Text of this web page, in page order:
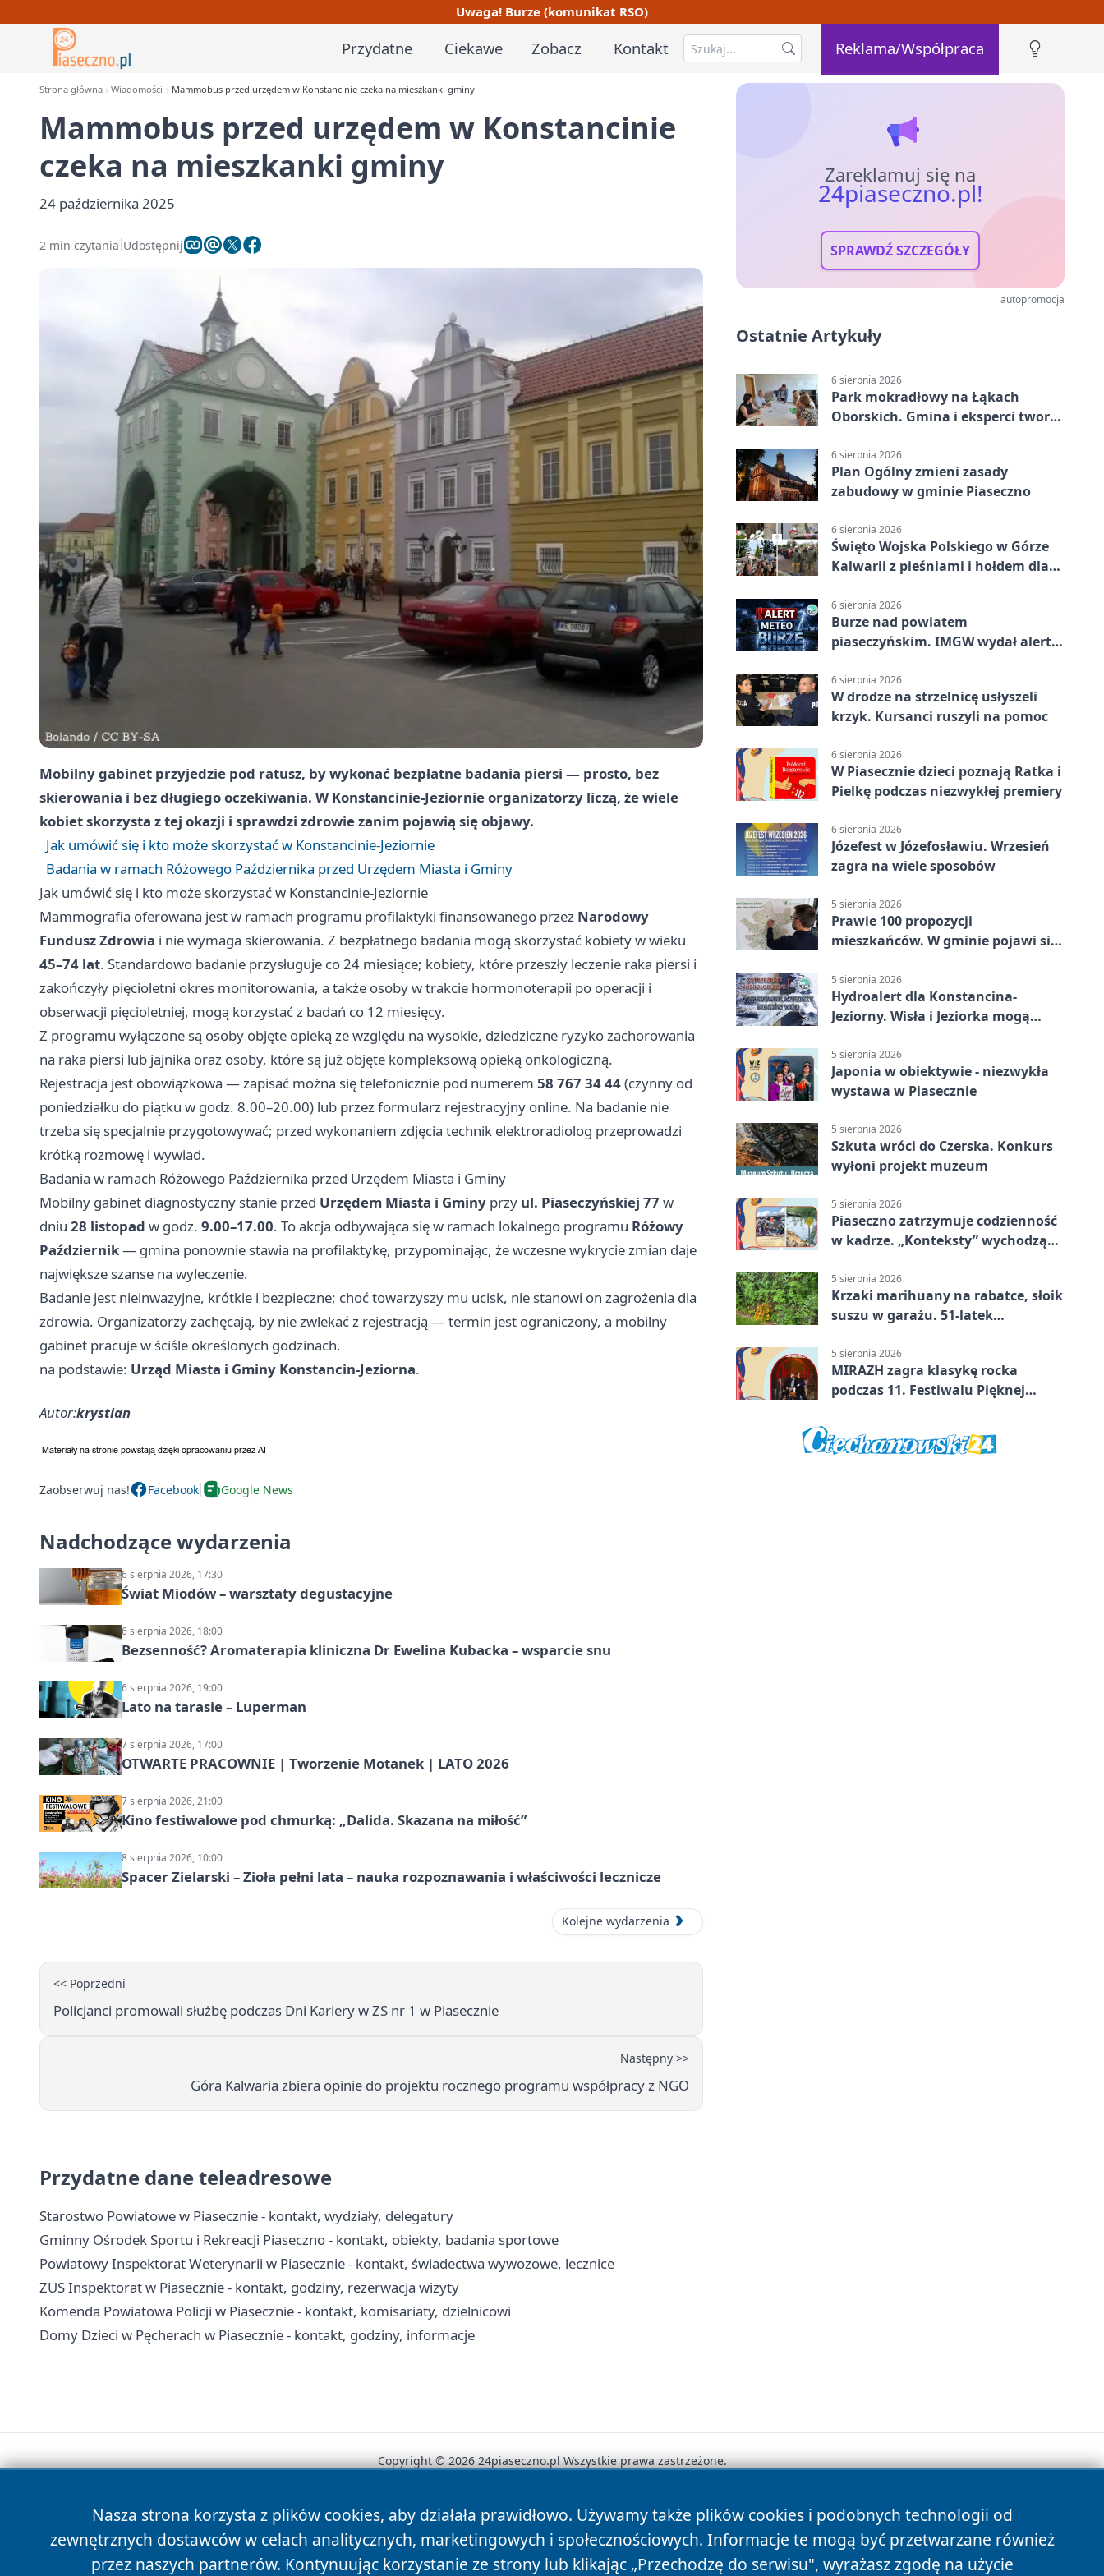
Uwaga! Burze (komunikat RSO)
Przydatne Ciekawe Zobacz Kontakt Reklama/Współpraca
Strona główna Wiadomości Mammobus przed urzędem w Konstancinie czeka na mieszkanki gminy
Mammobus przed urzędem w Konstancinie
czeka na mieszkanki gminy
24 października 2025
2 min czytania Udostępnij
Mobilny gabinet przyjedzie pod ratusz, by wykonać bezpłatne badania piersi — prosto, bez
skierowania i bez długiego oczekiwania. W Konstancinie-Jeziornie organizatorzy liczą, że wiele
kobiet skorzysta z tej okazji i sprawdzi zdrowie zanim pojawią się objawy.
Jak umówić się i kto może skorzystać w Konstancinie-Jeziornie
Badania w ramach Różowego Października przed Urzędem Miasta i Gminy
Jak umówić się i kto może skorzystać w Konstancinie-Jeziornie
Mammografia oferowana jest w ramach programu profilaktyki finansowanego przez Narodowy
Fundusz Zdrowia i nie wymaga skierowania. Z bezpłatnego badania mogą skorzystać kobiety w wieku
45–74 lat. Standardowo badanie przysługuje co 24 miesiące; kobiety, które przeszły leczenie raka piersi i
zakończyły pięcioletni okres monitorowania, a także osoby w trakcie hormonoterapii po operacji i
obserwacji pięcioletniej, mogą korzystać z badań co 12 miesięcy.
Z programu wyłączone są osoby objęte opieką ze względu na wysokie, dziedziczne ryzyko zachorowania
na raka piersi lub jajnika oraz osoby, które są już objęte kompleksową opieką onkologiczną.
Rejestracja jest obowiązkowa — zapisać można się telefonicznie pod numerem 58 767 34 44(czynny od
poniedziałku do piątku w godz. 8.00–20.00) lub przez formularz rejestracyjny online. Na badanie nie
trzeba się specjalnie przygotowywać; przed wykonaniem zdjęcia technik elektroradiolog przeprowadzi
krótką rozmowę i wywiad.
Badania w ramach Różowego Października przed Urzędem Miasta i Gminy
Mobilny gabinet diagnostyczny stanie przed Urzędem Miasta i Gminy przy ul. Piaseczyńskiej 77 w
dniu 28 listopad w godz. 9.00–17.00. To akcja odbywająca się w ramach lokalnego programu Różowy
Październik— gmina ponownie stawia na profilaktykę, przypominając, że wczesne wykrycie zmian daje
największe szanse na wyleczenie.
Badanie jest nieinwazyjne, krótkie i bezpieczne; choć towarzyszy mu ucisk, nie stanowi on zagrożenia dla
zdrowia. Organizatorzy zachęcają, by nie zwlekać z rejestracją — termin jest ograniczony, a mobilny
gabinet pracuje w ściśle określonych godzinach.
na podstawie: Urząd Miasta i Gminy Konstancin-Jeziorna.
Autor:krystian
Zaobserwuj nas! Facebook Google News
Nadchodzące wydarzenia
6 sierpnia 2026, 17:30
Świat Miodów – warsztaty degustacyjne
6 sierpnia 2026, 18:00
Bezsenność? Aromaterapia kliniczna Dr Ewelina Kubacka – wsparcie snu
6 sierpnia 2026, 19:00
Lato na tarasie – Luperman
7 sierpnia 2026, 17:00
OTWARTE PRACOWNIE | Tworzenie Motanek | LATO 2026
7 sierpnia 2026, 21:00
Kino festiwalowe pod chmurką: „Dalida. Skazana na miłość”
8 sierpnia 2026, 10:00
Spacer Zielarski – Zioła pełni lata – nauka rozpoznawania i właściwości lecznicze
Kolejne wydarzenia
<< Poprzedni
Policjanci promowali służbę podczas Dni Kariery w ZS nr 1 w Piasecznie
Następny >>
Góra Kalwaria zbiera opinie do projektu rocznego programu współpracy z NGO
Przydatne dane teleadresowe
Starostwo Powiatowe w Piasecznie - kontakt, wydziały, delegatury
Gminny Ośrodek Sportu i Rekreacji Piaseczno - kontakt, obiekty, badania sportowe
Powiatowy Inspektorat Weterynarii w Piasecznie - kontakt, świadectwa wywozowe, lecznice
ZUS Inspektorat w Piasecznie - kontakt, godziny, rezerwacja wizyty
Komenda Powiatowa Policji w Piasecznie - kontakt, komisariaty, dzielnicowi
Domy Dzieci w Pęcherach w Piasecznie - kontakt, godziny, informacje
Zareklamuj się na
24piaseczno.pl!
SPRAWDŹ SZCZEGÓŁY
autopromocja
Ostatnie Artykuły
6 sierpnia 2026
Park mokradłowy na Łąkach
Oborskich. Gmina i eksperci tworzą
6 sierpnia 2026
Plan Ogólny zmieni zasady
zabudowy w gminie Piaseczno
6 sierpnia 2026
Święto Wojska Polskiego w Górze
Kalwarii z pieśniami i hołdem dla
6 sierpnia 2026
Burze nad powiatem
piaseczyńskim. IMGW wydał alert
6 sierpnia 2026
W drodze na strzelnicę usłyszeli
krzyk. Kursanci ruszyli na pomoc
6 sierpnia 2026
W Piasecznie dzieci poznają Ratka i
Pielkę podczas niezwykłej premiery
6 sierpnia 2026
Józefest w Józefosławiu. Wrzesień
zagra na wiele sposobów
5 sierpnia 2026
Prawie 100 propozycji
mieszkańców. W gminie pojawi się
5 sierpnia 2026
Hydroalert dla Konstancina-
Jeziorny. Wisła i Jeziorka mogą
5 sierpnia 2026
Japonia w obiektywie - niezwykła
wystawa w Piasecznie
5 sierpnia 2026
Szkuta wróci do Czerska. Konkurs
wyłoni projekt muzeum
5 sierpnia 2026
Piaseczno zatrzymuje codzienność
w kadrze. „Konteksty” wychodzą
5 sierpnia 2026
Krzaki marihuany na rabatce, słoik
suszu w garażu. 51-latek
5 sierpnia 2026
MIRAZH zagra klasykę rocka
podczas 11. Festiwalu Pięknej
Nasza strona korzysta z plików cookies, aby działała prawidłowo. Używamy także plików cookies i podobnych technologii od
zewnętrznych dostawców w celach analitycznych, marketingowych i społecznościowych. Informacje te mogą być przetwarzane również
przez naszych partnerów. Kontynuując korzystanie ze strony lub klikając „Przechodzę do serwisu", wyrażasz zgodę na użycie
Copyright © 2026 24piaseczno.pl Wszystkie prawa zastrzeżone.
News Autorzy Polityka Prywatności Polityka Cookies